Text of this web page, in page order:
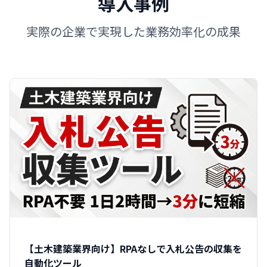
実際の企業で実現した業務効率化の成果
【土木建築業界向け】RPAなしで入札公告の収集を
自動化ツール